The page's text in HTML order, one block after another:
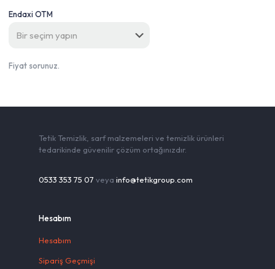
Endaxi OTM
Fiyat sorunuz.
Tetik Temizlik, sarf malzemeleri ve temizlik ürünleri
tedarikinde güvenilir çözüm ortağınızdır.
0533 353 75 07 veya info@tetikgroup.com
Hesabım
Hesabım
Sipariş Geçmişi